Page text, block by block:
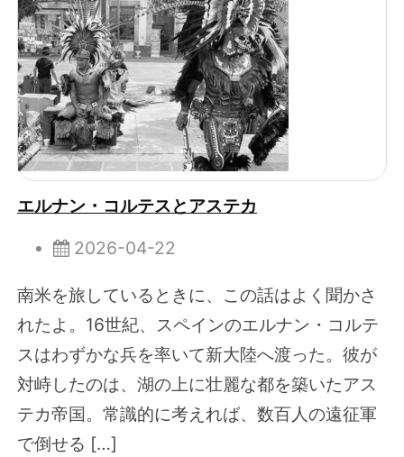
エルナン・コルテスとアステカ
2026-04-22
南米を旅しているときに、この話はよく聞かさ
れたよ。16世紀、スペインのエルナン・コルテ
スはわずかな兵を率いて新大陸へ渡った。彼が
対峙したのは、湖の上に壮麗な都を築いたアス
テカ帝国。常識的に考えれば、数百人の遠征軍
で倒せる […]